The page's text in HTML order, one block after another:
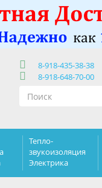
8-918-435-38-38
8-918-648-70-00
Тепло-
звукоизоляция
Электрика